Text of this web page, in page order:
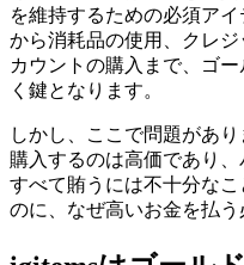
を維持するための必須ア
から消耗品の使用、クレ
カウントの購入まで、ゴ
く鍵となります。
しかし、ここで問題があ
購入するのは高価であり
すべて賄うには不十分な
のに、なぜ高いお金を払